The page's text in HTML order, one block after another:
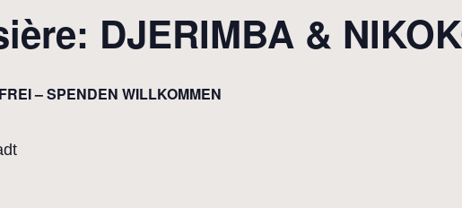
DJERIMBA &
– SPENDEN WILLKOMMEN